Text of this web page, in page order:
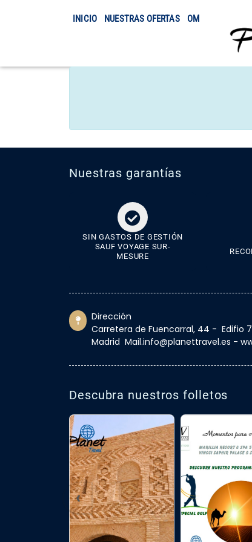
INICIO NUESTRAS OFERTAS OMRA
Nuestras garantías
SIN GASTOS DE GESTIÓN
SAUF VOYAGE SUR-
MESURE
Dirección
Carretera de Fuencarral, 44 - Edifio
Madrid Mail.info@planettravel.es -
Descubra nuestros folletos
‹